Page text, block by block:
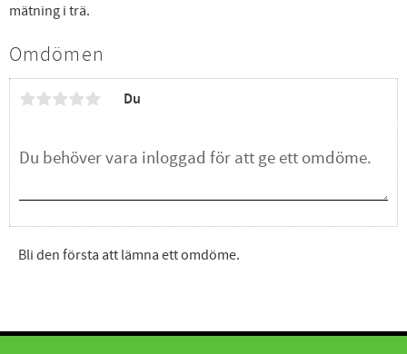
mätning i trä.
Omdömen
Du
Bli den första att lämna ett omdöme.